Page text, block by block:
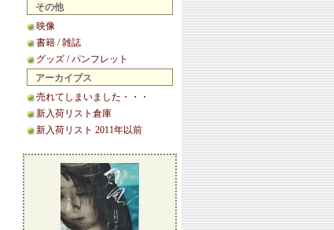
その他
映像
書籍 / 雑誌
グッズ / パンフレット
アーカイブス
売れてしまいました・・・
新入荷リスト倉庫
新入荷リスト 2011年以前